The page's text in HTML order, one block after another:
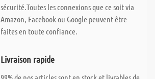
sécurité.Toutes les connexions que ce soit via
Amazon, Facebook ou Google peuvent être
faites en toute confiance.
Livraison rapide